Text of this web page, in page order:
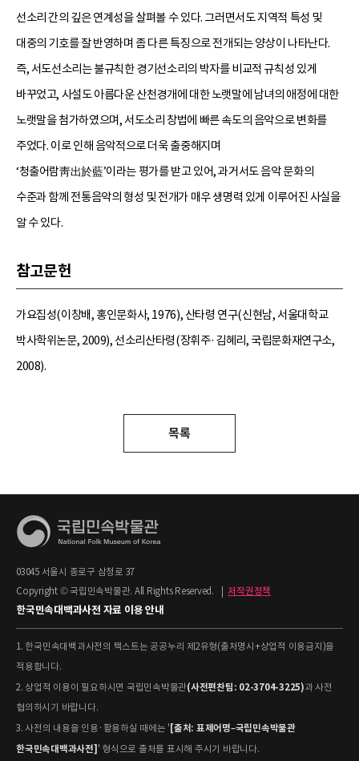
선소리 간의 깊은 연계성을 살펴볼 수 있다. 그러면서도 지역적 특성 및
대중의 기호를 잘 반영하며 좀 다른 특징으로 전개되는 양상이 나타난다.
즉, 서도선소리는 불규칙한 경기선소리의 박자를 비교적 규칙성 있게
바꾸었고, 사설도 아름다운 산천경개에 대한 노랫말에 남녀의 애정에 대한
노랫말을 첨가하였으며, 서도소리 창법에 빠른 속도의 음악으로 변화를
주었다. 이로 인해 음악적으로 더욱 출중해지며
‘청출어람靑出於藍’이라는 평가를 받고 있어, 과거서도 음악 문화의
수준과 함께 전통음악의 형성 및 전개가 매우 생명력 있게 이루어진 사실을
알 수 있다.
참고문헌
가요집성(이창배, 홍인문화사, 1976), 산타령 연구(신현남, 서울대학교
박사학위논문, 2009), 선소리산타령(장휘주·김혜리, 국립문화재연구소,
2008).
목록
03045 서울시 종로구 삼청로 37
Copyright © 국립민속박물관. All Rights Reserved.
저작권정책
한국민속대백과사전 자료 이용 안내
1. 한국민속대백과사전의 텍스트는 공공누리 제2유형(출처명시+상업적 이용금지)을
적용합니다.
2. 상업적 이용이 필요하시면 국립민속박물관(사전편찬팀: 02-3704-3225)과 사전
협의하시기 바랍니다.
3. 사전의 내용을 인용·활용하실 때에는 ' [출처: 표제어명–국립민속박물관
한국민속대백과사전] ' 형식으로 출처를 표시해 주시기 바랍니다.